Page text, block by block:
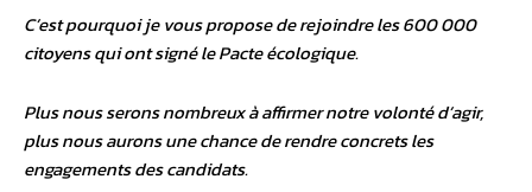
C’est pourquoi je vous propose de rejoindre les 600 000
citoyens qui ont signé le Pacte écologique.
Plus nous serons nombreux à affirmer notre volonté d’agir,
plus nous aurons une chance de rendre concrets les
engagements des candidats.